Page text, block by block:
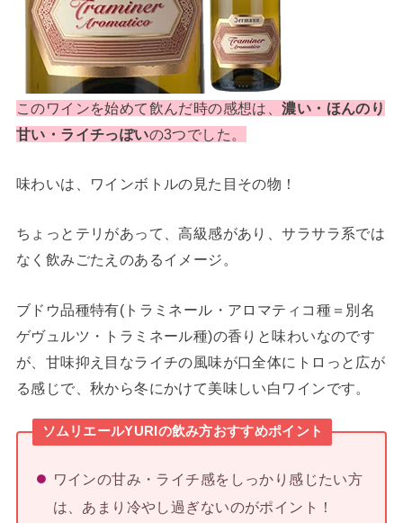
このワインを始めて飲んだ時の感想は、濃い・ほんのり
甘い・ライチっぽいの3つでした。
味わいは、ワインボトルの見た目その物！
ちょっとテリがあって、高級感があり、サラサラ系では
なく飲みごたえのあるイメージ。
ブドウ品種特有(トラミネール・アロマティコ種＝別名
ゲヴュルツ・トラミネール種)の香りと味わいなのです
が、甘味抑え目なライチの風味が口全体にトロっと広が
る感じで、秋から冬にかけて美味しい白ワインです。
ソムリエールYURIの飲み方おすすめポイント
ワインの甘み・ライチ感をしっかり感じたい方
は、あまり冷やし過ぎないのがポイント！